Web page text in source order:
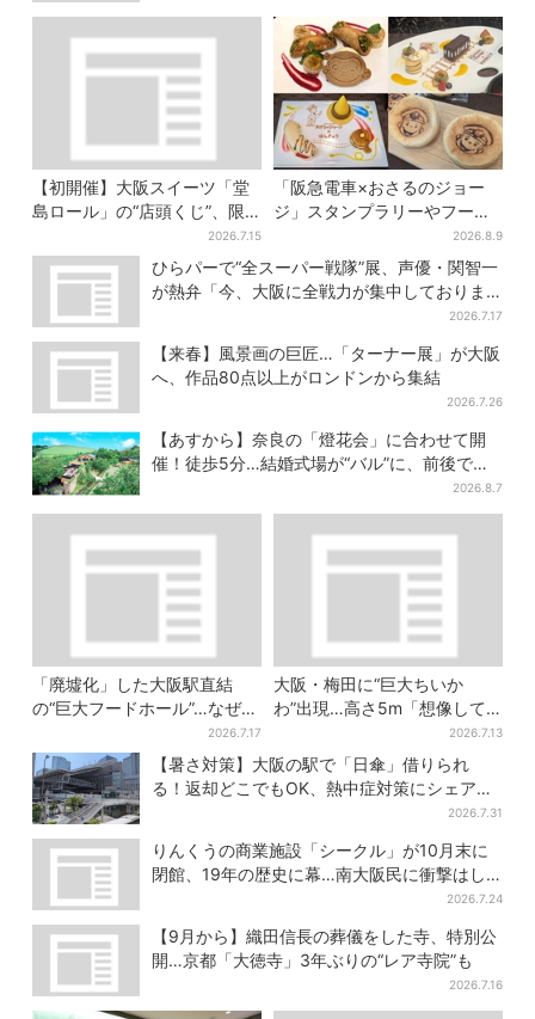
【初開催】大阪スイーツ「堂
島ロール」の“店頭くじ”、限
定商品ずらり…ラスト賞は巨
大ルームライト
2026.7.15
「阪急電車×おさるのジョー
ジ」スタンプラリーやフード
販売…梅田にジョージの大好
きスイーツ「カノーリ」登場
2026.8.9
ひらパーで“全スーパー戦隊”展、声優・関智一
が熱弁「今、大阪に全戦力が集中しておりま
2026.7.17
【来春】風景画の巨匠…「ターナー展」が大阪
へ、作品80点以上がロンドンから集結
2026.7.26
【あすから】奈良の「燈花会」に合わせて開
催！徒歩5分…結婚式場が“バル”に、前後で食
2026.8.7
「廃墟化」した大阪駅直結
の“巨大フードホール”…なぜ？
実は、梅田ランチ＆カフェの
穴場だった
2026.7.17
大阪・梅田に“巨大ちいか
わ”出現…高さ5m「想像して
たより結構デカい」「ちい
さ…くはない」
2026.7.13
【暑さ対策】大阪の駅で「日傘」借りられ
る！返却どこでもOK、熱中症対策にシェアサ
2026.7.31
りんくうの商業施設「シークル」が10月末に
閉館、19年の歴史に幕…南大阪民に衝撃はし
2026.7.24
【9月から】織田信長の葬儀をした寺、特別公
開…京都「大徳寺」3年ぶりの“レア寺院”も
2026.7.16